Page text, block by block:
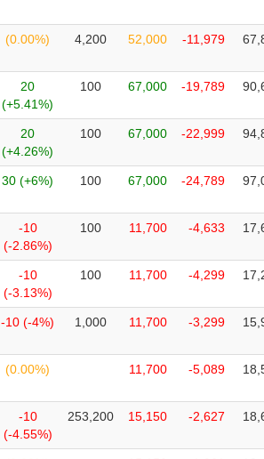
(0.00%) 4,200 52,000 -11,979
20
(+5.41%)
100 67,000 -19,789
20
(+4.26%)
100 67,000 -22,999
30 (+6%) 100 67,000 -24,789
-10
(-2.86%)
100 11,700 -4,633
-10
(-3.13%)
100 11,700 -4,299
-10 (-4%) 1,000 11,700 -3,299
(0.00%) 11,700 -5,089
-10
(-4.55%)
253,200 15,150 -2,627